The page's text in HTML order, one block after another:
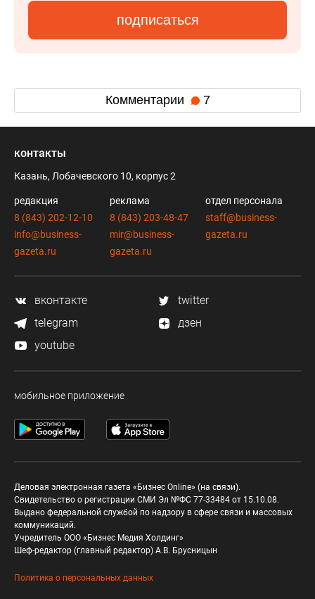
подписаться
Комментарии 7
контакты
Казань, Лобачевского 10, корпус 2
редакция
8 (843) 202-12-10
info@business-
gazeta.ru
реклама
8 (843) 203-48-47
mir@business-
gazeta.ru
отдел персонала
staff@business-
gazeta.ru
вконтакте
twitter
telegram
дзен
youtube
мобильное приложение
Деловая электронная газета «Бизнес Online» (на связи).
Свидетельство о регистрации СМИ Эл №ФС 77-33484 от 15.10.08.
Выдано федеральной службой по надзору в сфере связи и массовых
коммуникаций.
Учредитель ООО «Бизнес Медия Холдинг»
Шеф-редактор (главный редактор) А.В. Брусницын
Политика о персональных данных